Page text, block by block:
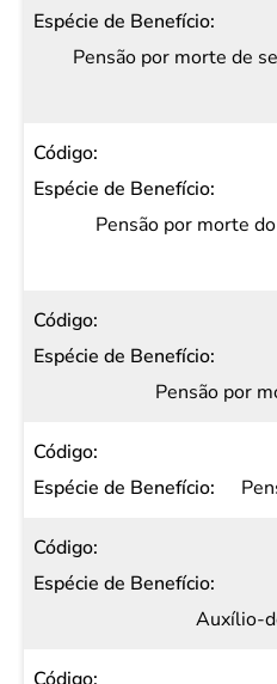
Pensão por morte de
Pensão por morte
Pensão por
Auxílio-